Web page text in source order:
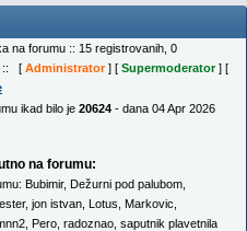
na forumu :: 15 registrovanih, 0
:: [ Administrator] [ Supermoderator] [
ikad bilo je 20624 - dana 04 Apr 2026
na forumu:
Bubimir, Dežurni pod palubom
, jon istvan Lotus Markovic
Pero radoznao saputnik plavetnila